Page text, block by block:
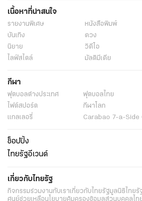
เนื้อหาที่น่าสนใจ
รายงานพิเศษ หนังสือพิมพ์
บันเทิง
ดวง
นิยาย
วิดีโอ
ไลฟ์สไตล์
มัลติมีเดีย
กีฬา
ฟุตบอลต่่างประเทศ ฟุตบอลไทย
ไฟต์สปอร์ต
กีฬาโลก
แกลเลอรี่
Carabao 7-a-Side
ช็อปปิ้ง
ไทยรัฐอีเวนต์
เกี่ยวกับไทยรัฐ
กิจกรรมร่วมงานกับเราเกี่ยวกับไทยรัฐมูลนิธิไทยรั
ศูนย์ช่วยเหลือนโยบายคุ้มครองข้อมูลส่วนบุคคลไท